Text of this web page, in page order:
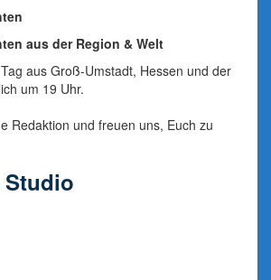
aus der Region & Welt
aus Groß-Umstadt, Hessen und der
um 19 Uhr.
Redaktion und freuen uns, Euch zu
Studio